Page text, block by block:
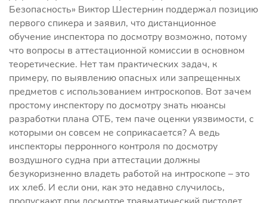
Безопасность» Виктор Шестернин поддержал позицию
первого спикера и заявил, что дистанционное
обучение инспектора по досмотру возможно, потому
что вопросы в аттестационной комиссии в основном
теоретические. Нет там практических задач, к
примеру, по выявлению опасных или запрещенных
предметов с использованием интроскопов. Вот зачем
простому инспектору по досмотру знать нюансы
разработки плана ОТБ, тем паче оценки уязвимости, с
которыми он совсем не соприкасается? А ведь
инспекторы перронного контроля по досмотру
воздушного судна при аттестации должны
безукоризненно владеть работой на интроскопе – это
их хлеб. И если они, как это недавно случилось,